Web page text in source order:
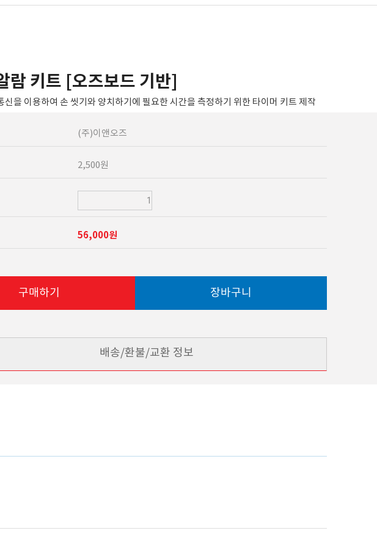
람 키트 [오즈보드 기반]
신을 이용하여 손 씻기와 양치하기에 필요한 시간을 측정하기 위한 타이머 키트 제작
(주)이앤오즈
2,500원
56,000원
구매하기 장바구니
배송/환불/교환 정보